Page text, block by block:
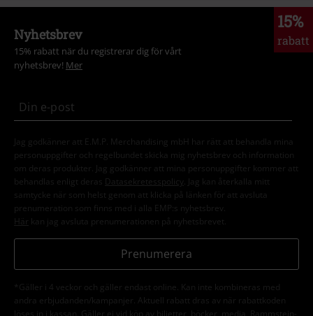
15%
rabatt
Nyhetsbrev
15% rabatt när du registrerar dig för vårt
nyhetsbrev! Mer
Jag godkänner att E.M.P. Merchandising mbH har rätt att behandla mina
personuppgifter och regelbundet skicka mig nyhetsbrev och information
om deras produkter. Jag godkänner att mina personuppgifter kommer att
behandlas enligt deras
Datasekretesspolicy
. Jag kan återkalla mitt
samtycke när som helst genom att klicka på länken för att avsluta
prenumeration som finns med i alla EMP:s nyhetsbrev.
Här kan jag avsluta prenumerationen på nyhetsbrevet.
Prenumerera
*Gäller i 4 veckor och gäller endast online. Kan inte kombineras med
andra erbjudanden/kampanjer. Aktuell rabatt dras av när rabattkoden